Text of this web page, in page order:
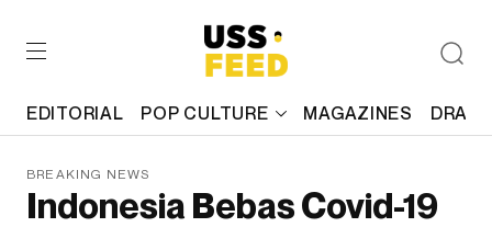
EDITORIAL POP CULTURE MAGAZINES
BREAKING NEWS
Indonesia Bebas Covid-19